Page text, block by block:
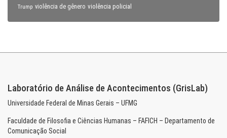
Trump violência de gênero violência policial
Laboratório de Análise de Acontecimentos (GrisLab)
Universidade Federal de Minas Gerais – UFMG
Faculdade de Filosofia e Ciências Humanas – FAFICH – Departamento de
Comunicação Social